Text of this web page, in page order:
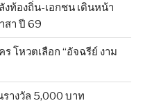
ท้องถิ่น-เอกชน เดินหน้า
สา ปี 69
โหวตเลือก “อัจฉรีย์ งาม
างวัล 5,000 บาท